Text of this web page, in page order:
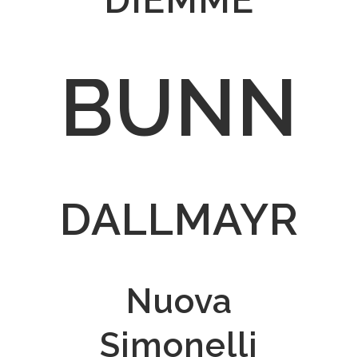
BUNN
DALLMAYR
Nuova
Simonelli